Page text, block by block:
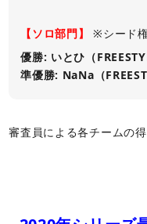
【ソロ部門】
※シード
優勝: いとひ（
準優勝: NaNa（
審査員による各チームの